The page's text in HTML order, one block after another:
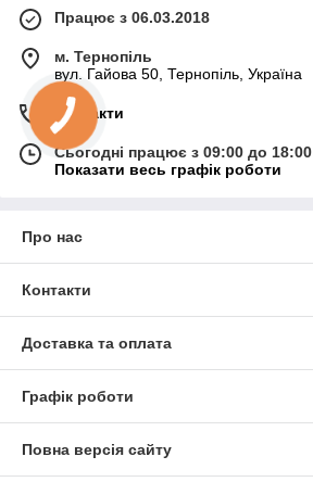
Працює з 06.03.2018
м. Тернопіль
вул. Гайова 50, Тернопіль, Україна
Контакти
Сьогодні працює з 09:00 до 18:00
Показати весь графік роботи
Про нас
Контакти
Доставка та оплата
Графік роботи
Повна версія сайту